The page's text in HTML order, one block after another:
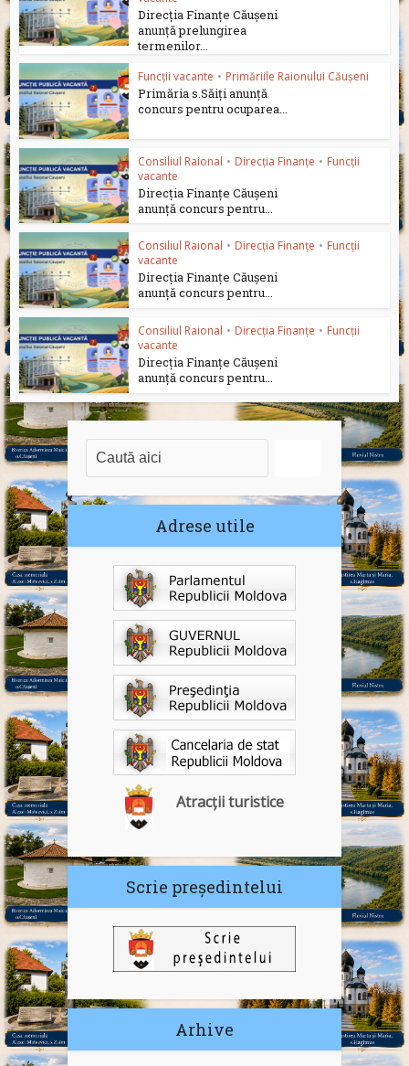
Direcția Finanțe Căușeni
anunță prelungirea
termenilor...
Funcții vacante • Primăriile Raionului Căușeni
Primăria s.Săiți anunță
concurs pentru ocuparea...
Consiliul Raional • Direcția Finanțe • Funcții
vacante
Direcția Finanțe Căușeni
anunță concurs pentru...
Consiliul Raional • Direcția Finanțe • Funcții
vacante
Direcția Finanțe Căușeni
anunță concurs pentru...
Consiliul Raional • Direcția Finanțe • Funcții
vacante
Direcția Finanțe Căușeni
anunță concurs pentru...
Adrese utile
Atracții turistice
Scrie președintelui
Arhive